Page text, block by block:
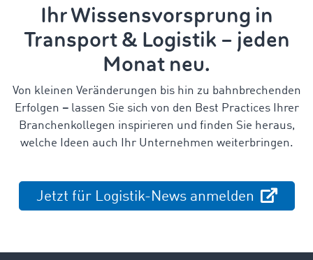
Ihr Wissensvorsprung in
Transport & Logistik – jeden
Monat neu.
Von kleinen Veränderungen bis hin zu bahnbrechenden
Erfolgen –lassen Sie sich von den Best Practices Ihrer
Branchenkollegen inspirieren und finden Sie heraus,
welche Ideen auch Ihr Unternehmen weiterbringen.
Jetzt für Logistik-News anmelden